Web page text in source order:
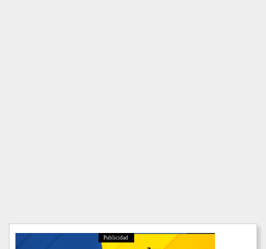
Publicidad